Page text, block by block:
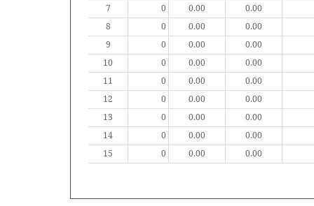
7
0 0.00
0.00
8
0 0.00
0.00
9
0 0.00
0.00
10
0 0.00
0.00
11
0 0.00
0.00
12
0 0.00
0.00
13
0 0.00
0.00
14
0 0.00
0.00
15
0 0.00 0.00